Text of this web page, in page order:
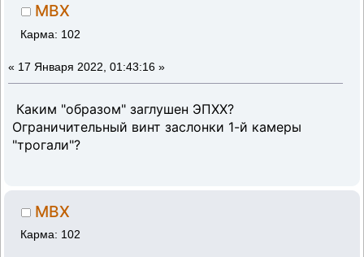
MBX
Карма: 102
« 17 Января 2022, 01:43:16 »
Каким "образом" заглушен ЭПХХ?
Ограничительный винт заслонки 1-й камеры
"трогали"?
MBX
Карма: 102